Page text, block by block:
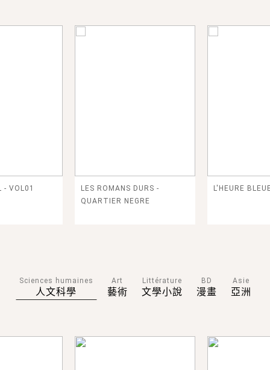
- VOL01
LES ROMANS DURS -
QUARTIER NEGRE
L'HEURE
Sciences humaines
人文科學
Art
藝術
Littérature
文學小說
BD
漫畫
Asie
亞洲